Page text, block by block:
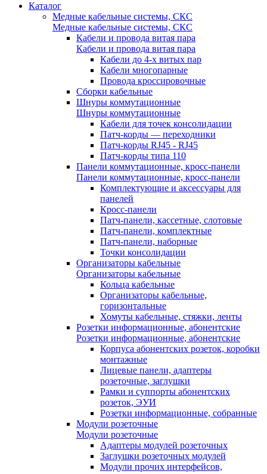
Каталог
Медные кабельные системы, СКС
Медные кабельные системы, СКС
Кабели и провода витая пара
Кабели и провода витая пара
Кабели до 4-х витых пар
Кабели многопарные
Провода кроссировочные
Сборки кабельные
Шнуры коммутационные
Шнуры коммутационные
Кабели для точек консолидации
Патч-корды — переходники
Патч-корды RJ45 - RJ45
Патч-корды типа 110
Панели коммутационные, кросс-панели
Панели коммутационные, кросс-панели
Комплектующие и аксессуары для
панелей
Кросс-панели
Патч-панели, кассетные, слотовые
Патч-панели, комплектные
Патч-панели, наборные
Точки консолидации
Организаторы кабельные
Организаторы кабельные
Кольца кабельные
Организаторы кабельные,
горизонтальные
Хомуты кабельные, стяжки, ленты
Розетки информационные, абонентские
Розетки информационные, абонентские
Корпуса абонентских розеток, коробки
монтажные
Лицевые панели, адаптеры
розеточные, заглушки
Рамки и суппорты абонентских
розеток, ЭУИ
Розетки информационные, собранные
Модули розеточные
Модули розеточные
Адаптеры модулей розеточных
Заглушки розеточных модулей
Модули прочих интерфейсов,